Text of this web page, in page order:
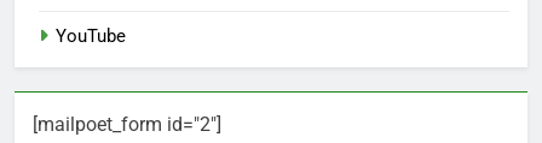
YouTube
[mailpoet_form id="2"]